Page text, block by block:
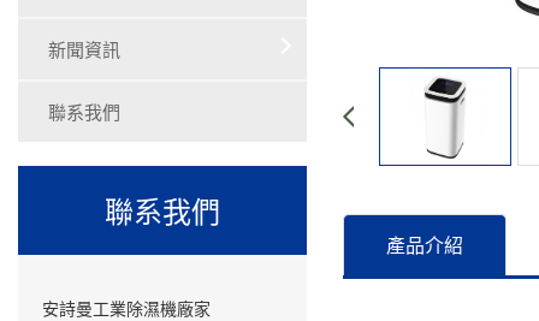
新聞資訊
聯系我們
聯系我們
安詩曼工業除濕機廠家
產品介紹